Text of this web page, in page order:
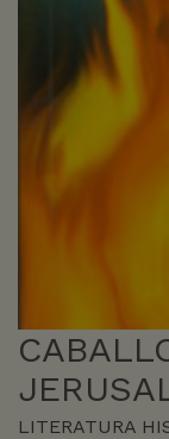
LITERATURA